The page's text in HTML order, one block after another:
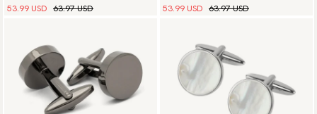
53.99 USD 63.97 USD 53.99 USD 63.97 USD